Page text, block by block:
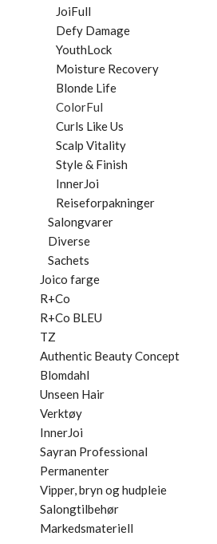
JoiFull
Defy Damage
YouthLock
Moisture Recovery
Blonde Life
ColorFul
Curls Like Us
Scalp Vitality
Style & Finish
InnerJoi
Reiseforpakninger
Salongvarer
Diverse
Sachets
Joico farge
R+Co
R+Co BLEU
TZ
Authentic Beauty Concept
Blomdahl
Unseen Hair
Verktøy
InnerJoi
Sayran Professional
Permanenter
Vipper, bryn og hudpleie
Salongtilbehør
Markedsmateriell